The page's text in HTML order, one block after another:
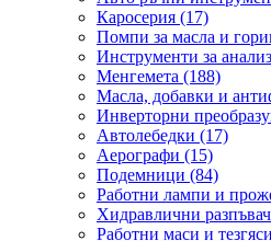
Каросерия (17)
Помпи за масла и
Инструменти за анализ
Менгемета (188)
Масла, добавки и
Инверторни
Автолебедки (17)
Аерографи (15)
Подемници (84)
Работни лампи и
Хидравлични
Работни маси и тезгяси